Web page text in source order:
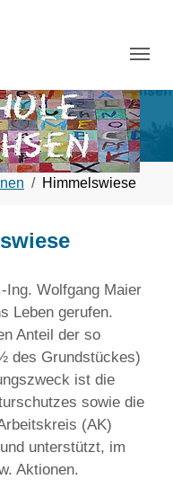
Himmelswiese
Ing. Wolfgang Maier
Leben gerufen.
Anteil der so
des Grundstückes)
ist die
sowie die
(AK)
unterstützt, im
Aktionen.